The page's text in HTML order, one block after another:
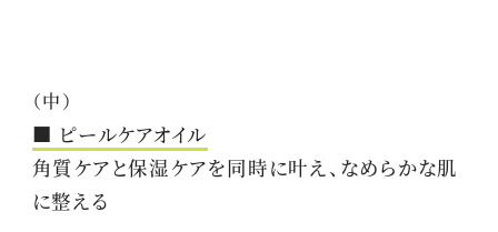
（中）
■ ピールケアオイル
角質ケアと保湿ケアを同時に叶え、なめらかな肌
に整える